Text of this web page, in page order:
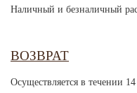
Наличный и безналичный
ВОЗВРАТ
Осуществляется в течении